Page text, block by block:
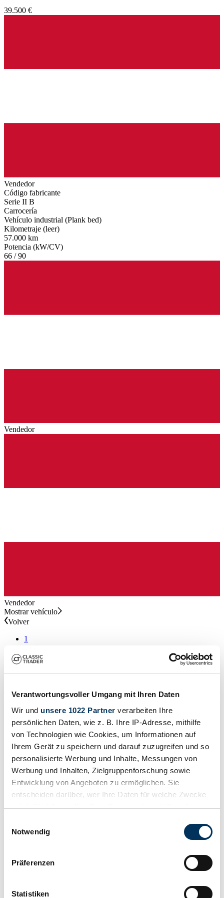
Verantwortungsvoller Umgang mit Ihren Daten
Wir und unsere 1022 Partner verarbeiten Ihre
persönlichen Daten, wie z. B. Ihre IP-Adresse, mithilfe
von Technologien wie Cookies, um Informationen auf
Ihrem Gerät zu speichern und darauf zuzugreifen und so
personalisierte Werbung und Inhalte, Messungen von
Werbung und Inhalten, Zielgruppenforschung sowie
Entwicklung von Angeboten zu ermöglichen. Sie
entscheiden darüber, wer Ihre Daten für welche Zwecke
nutzt. Sie können Ihre Einwilligung jederzeit über die
Trigger Symbol ändern oder widerrufen
Informationen über Ihre geografische Lage
können
Notwendig
Präferenzen
Statistiken
39.500 €
Vendedor
Código fabricante
Serie II B
Carrocería
Vehículo industrial (Plank bed)
Kilometraje (leer)
57.000 km
Potencia (kW/CV)
66 / 90
Vendedor
Vendedor
Mostrar vehículo
Volver
1
Continuar
Referencias de anuncios de "Land Rover Forward Control" en
A continuación encontrará anuncios relacionados con su búsqueda
que ya no están disponibles en Classic Trader. Para ayudarle a tomar
una mejor idea de la disponibilidad, evolución del valor y precio
actual de un anuncio de "Land Rover Forward Control".